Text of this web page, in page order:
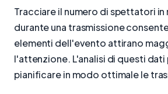
Tracciare il numero di spettatori
durante una trasmissione
elementi dell'evento attirano
l'attenzione. L'analisi di questi dati
pianificare in modo ottimale le